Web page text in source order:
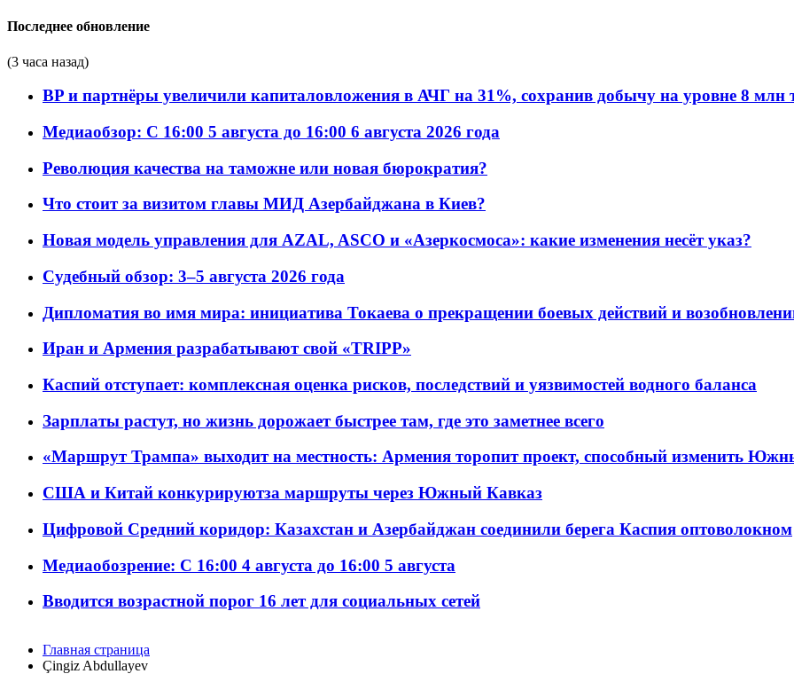
Последнее обновление
(3 часа назад)
BP и партнёры увеличили капиталовложения в АЧГ на 31%, сохранив добычу на уровне 8 млн
Медиаобзор: С 16:00 5 августа до 16:00 6 августа 2026 года
Революция качества на таможне или новая бюрократия?
Что стоит за визитом главы МИД Азербайджана в Киев?
Новая модель управления для AZAL, ASCO и «Азеркосмоса»: какие изменения несёт указ?
Судебный обзор: 3–5 августа 2026 года
Дипломатия во имя мира: инициатива Токаева о прекращении боевых действий и
Иран и Армения разрабатывают свой «TRIPP»
Каспий отступает: комплексная оценка рисков, последствий и уязвимостей водного баланса
Зарплаты растут, но жизнь дорожает быстрее там, где это заметнее всего
«Маршрут Трампа» выходит на местность: Армения торопит проект, способный изменить
США и Китай конкурируютза маршруты через Южный Кавказ
Цифровой Средний коридор: Казахстан и Азербайджан соединили берега Каспия оптоволокном
Медиаобозрение: С 16:00 4 августа до 16:00 5 августа
Вводится возрастной порог 16 лет для социальных сетей
Главная страница
Çingiz Abdullayev